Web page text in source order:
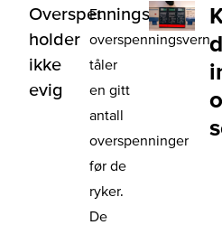
Overspenningsvern
holder
ikke
evig
Et
overspenningsvern
tåler
en gitt
antall
overspenninger
før de
ryker.
De